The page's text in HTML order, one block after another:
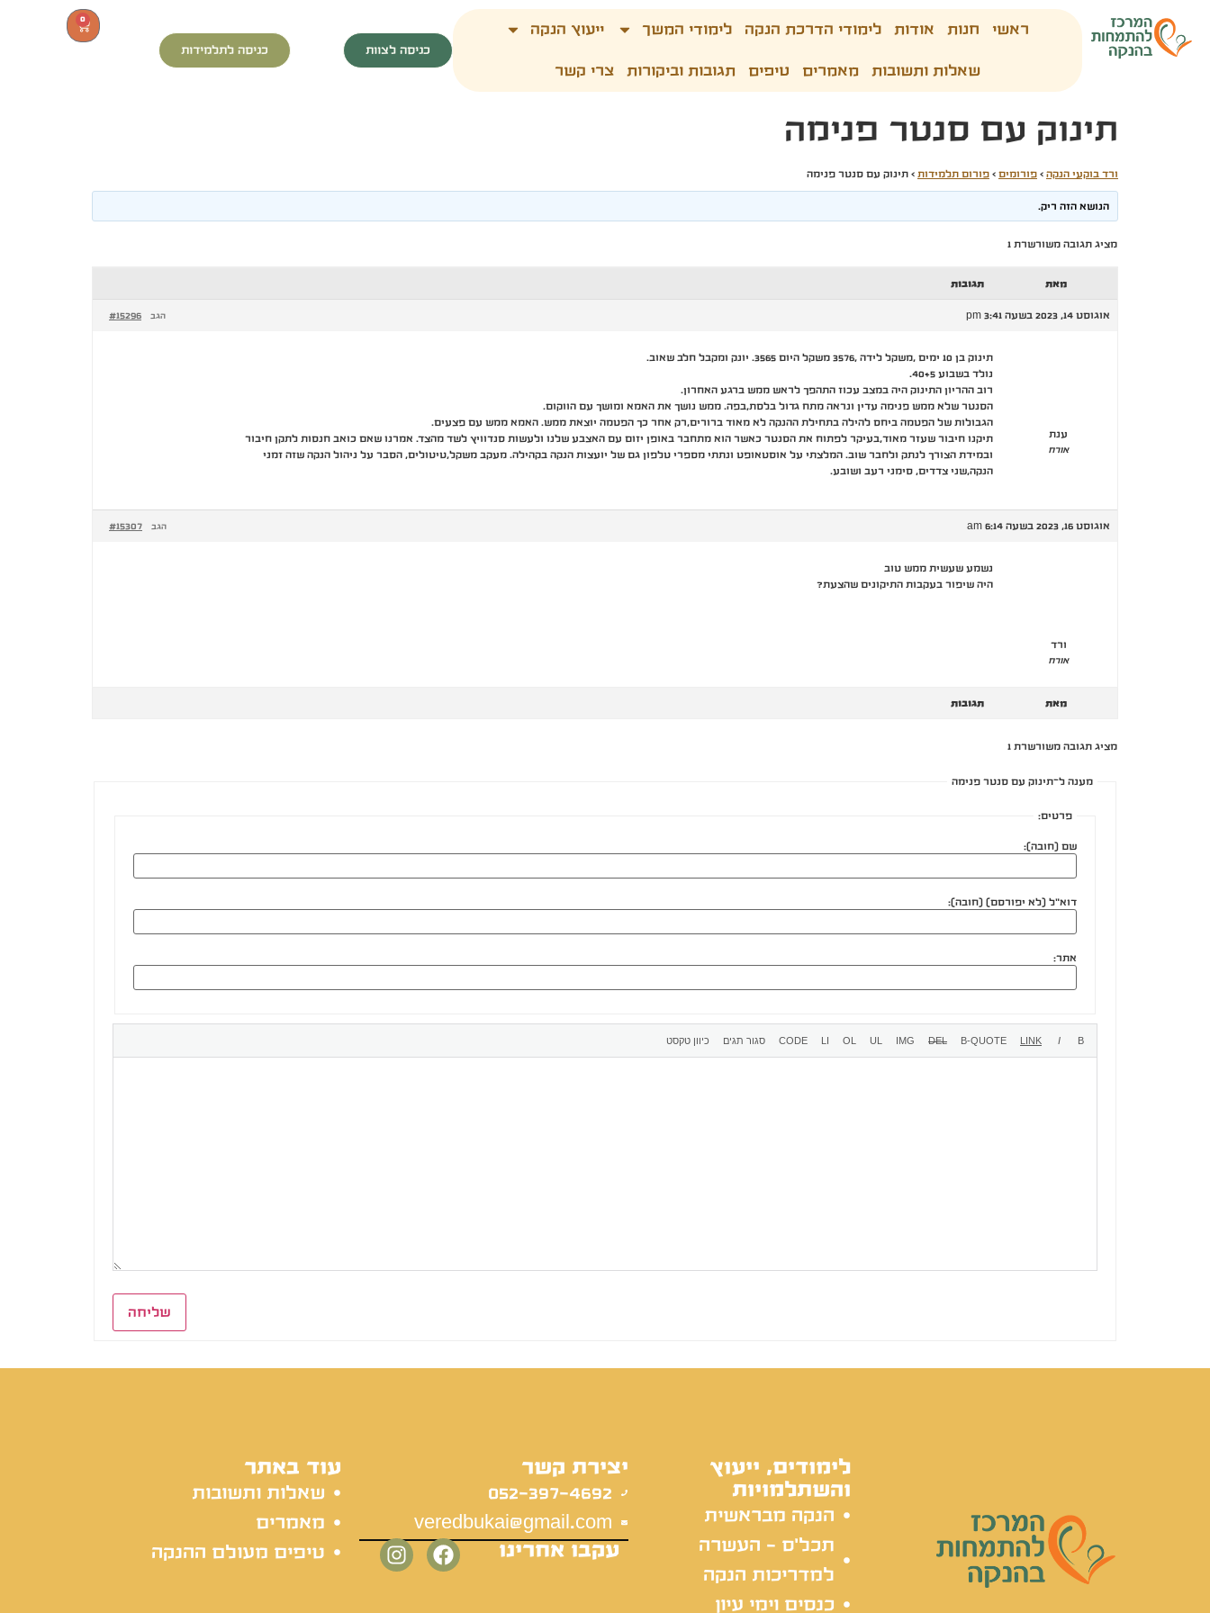
ראשי חנות אודות לימודי הדרכת הנקה לימודי המשך ייעוץ הנקה
שאלות ותשובות מאמרים טיפים תגובות וביקורות צרי קשר
כניסה לצוות כניסה לתלמידות
0
תינוק עם סנטר פנימה
ורד בוקעי הנקה › פורומים › פורום תלמידות › תינוק עם סנטר פנימה
הנושא הזה ריק.
מציג תגובה משורשרת 1
מאת תגובות
אוגוסט 14, 2023 בשעה 3:41 pm #15296 הגב
ענת
אורח
תינוק בן 10 ימים ,משקל לידה ,3576 משקל היום 3565. יונק ומקבל חלב שאוב.
נולד בשבוע 40+5.
רוב ההריון התינוק היה במצב עכוז התהפך לראש ממש ברגע האחרון.
הסנטר שלא ממש פנימה עדין ונראה מתח גדול בלסת,בפה. ממש נושך את האמא ומושך עם הווקום.
הגבולות של הפטמה ביחס להילה בתחילת ההנקה לא מאוד ברורים,רק אחר כך הפטמה יוצאת ממש. האמא ממש עם פצעים.
תיקנו חיבור שעזר מאוד,בעיקר לפתוח את הסנטר כאשר הוא מתחבר באופן יזום עם האצבע שלנו ולעשות סנדוויץ לשד מהצד. אמרנו שאם כואב חנסות לתקן חיבור
ובמידת הצורך לנתק ולחבר שוב. המלצתי על אוסטאופט ונתתי מספרי טלפון גם של יועצות הנקה בקהילה. מעקב משקל,טיטולים, הסבר על ניהול הנקה שזה זמני
הנקה,שני צדדים, סימני רעב ושובע.
אוגוסט 16, 2023 בשעה 6:14 am #15307 הגב
ורד
אורח
נשמע שעשית ממש טוב
היה שיפור בעקבות התיקונים שהצעת?
מאת תגובות
מציג תגובה משורשרת 1
מענה ל־תינוק עם סנטר פנימה
פרטים:
שם (חובה):
דוא"ל (לא יפורסם) (חובה):
אתר:
שליחה
לימודים, ייעוץ
והשתלמויות
הנקה מבראשית
תכל'ס - העשרה
למדריכות הנקה
כנסים וימי עיון
יצירת קשר
052-397-4692
veredbukai@gmail.com
עקבו אחרינו
עוד באתר
שאלות ותשובות
מאמרים
טיפים מעולם ההנקה